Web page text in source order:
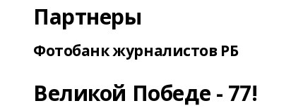
Партнеры
Фотобанк журналистов РБ
Великой Победе - 77!